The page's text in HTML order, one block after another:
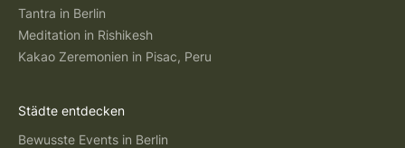
Tantra in Berlin
Meditation in Rishikesh
Kakao Zeremonien in Pisac, Peru
Städte entdecken
Bewusste Events in Berlin